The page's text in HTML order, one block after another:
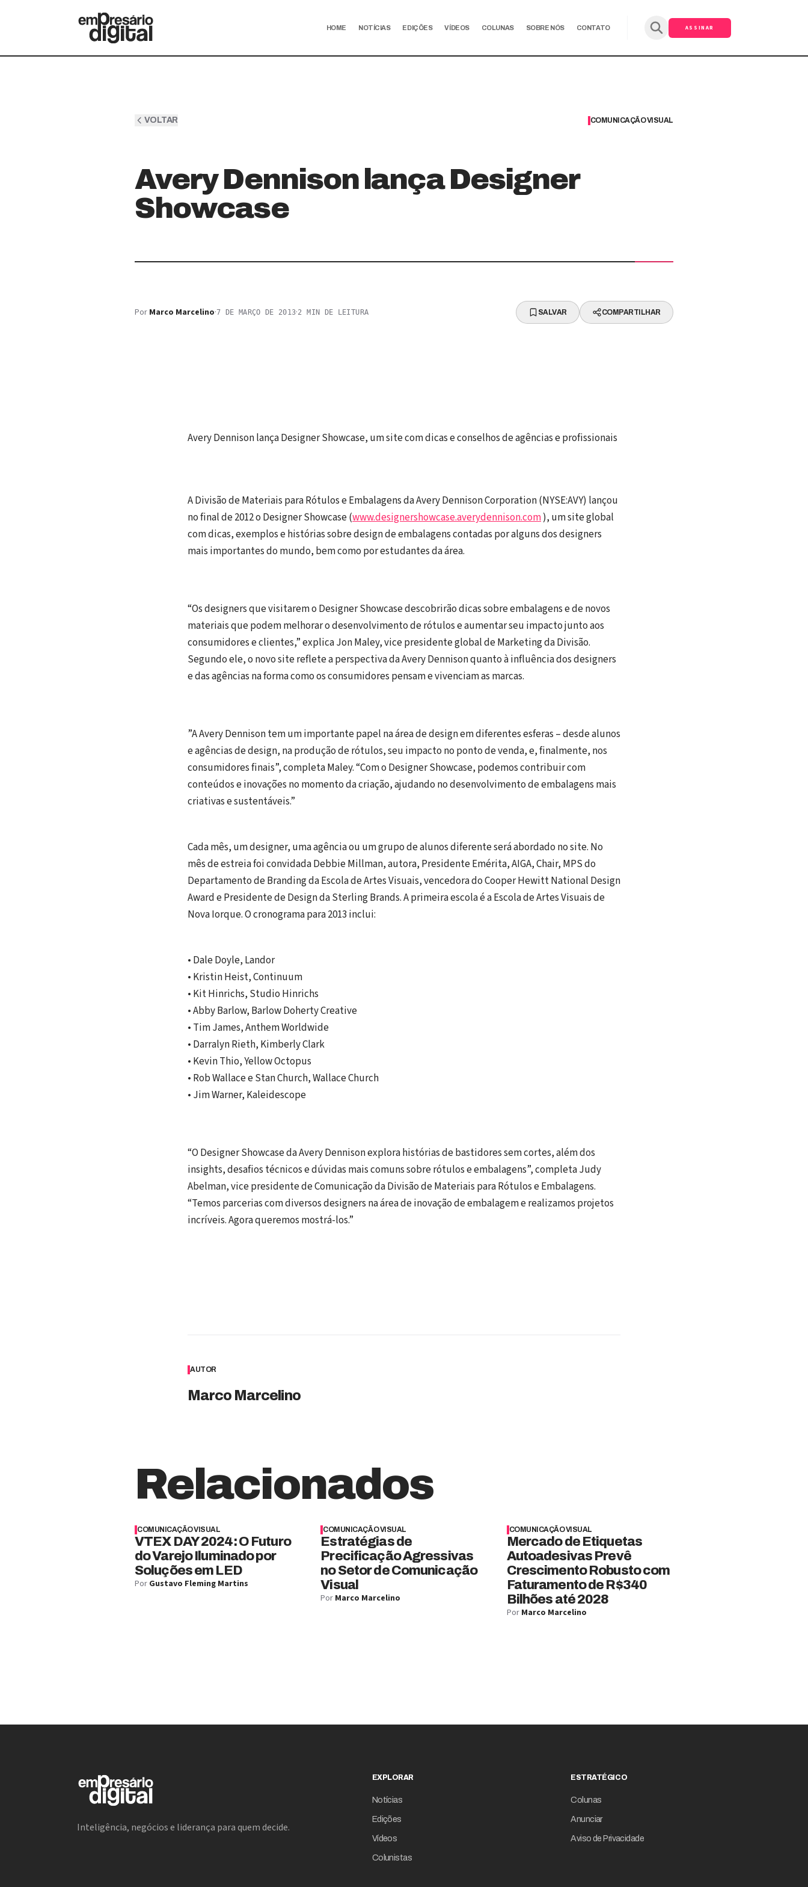
HOME NOTÍCIAS EDIÇÕES VÍDEOS COLUNAS SOBRE NÓS CONTATO ASSINAR
VOLTAR COMUNICAÇÃO VISUAL
Avery Dennison lança Designer
Showcase
Por Marco Marcelino·7 DE MARÇO DE 2013·2 MIN DE LEITURA SALVAR COMPARTILHAR
Avery Dennison lança Designer Showcase, um site com dicas e conselhos de agências e profissionais
A Divisão de Materiais para Rótulos e Embalagens da Avery Dennison Corporation (NYSE:AVY) lançou
no final de 2012 o Designer Showcase (www.designershowcase.averydennison.com), um site global
com dicas, exemplos e histórias sobre design de embalagens contadas por alguns dos designers
mais importantes do mundo, bem como por estudantes da área.
“Os designers que visitarem o Designer Showcase descobrirão dicas sobre embalagens e de novos
materiais que podem melhorar o desenvolvimento de rótulos e aumentar seu impacto junto aos
consumidores e clientes,” explica Jon Maley, vice presidente global de Marketing da Divisão.
Segundo ele, o novo site reflete a perspectiva da Avery Dennison quanto à influência dos designers
e das agências na forma como os consumidores pensam e vivenciam as marcas.
”A Avery Dennison tem um importante papel na área de design em diferentes esferas – desde alunos
e agências de design, na produção de rótulos, seu impacto no ponto de venda, e, finalmente, nos
consumidores finais”, completa Maley. “Com o Designer Showcase, podemos contribuir com
conteúdos e inovações no momento da criação, ajudando no desenvolvimento de embalagens mais
criativas e sustentáveis.”
Cada mês, um designer, uma agência ou um grupo de alunos diferente será abordado no site. No
mês de estreia foi convidada Debbie Millman, autora, Presidente Emérita, AIGA, Chair, MPS do
Departamento de Branding da Escola de Artes Visuais, vencedora do Cooper Hewitt National Design
Award e Presidente de Design da Sterling Brands. A primeira escola é a Escola de Artes Visuais de
Nova Iorque. O cronograma para 2013 inclui:
• Dale Doyle, Landor
• Kristin Heist, Continuum
• Kit Hinrichs, Studio Hinrichs
• Abby Barlow, Barlow Doherty Creative
• Tim James, Anthem Worldwide
• Darralyn Rieth, Kimberly Clark
• Kevin Thio, Yellow Octopus
• Rob Wallace e Stan Church, Wallace Church
• Jim Warner, Kaleidescope
“O Designer Showcase da Avery Dennison explora histórias de bastidores sem cortes, além dos
insights, desafios técnicos e dúvidas mais comuns sobre rótulos e embalagens”, completa Judy
Abelman, vice presidente de Comunicação da Divisão de Materiais para Rótulos e Embalagens.
“Temos parcerias com diversos designers na área de inovação de embalagem e realizamos projetos
incríveis. Agora queremos mostrá-los.”
AUTOR
Marco Marcelino
Relacionados
COMUNICAÇÃO VISUAL
VTEX DAY 2024: O Futuro
do Varejo Iluminado por
Soluções em LED
Por Gustavo Fleming Martins
COMUNICAÇÃO VISUAL
Estratégias de
Precificação Agressivas
no Setor de Comunicação
Visual
Por Marco Marcelino
COMUNICAÇÃO VISUAL
Mercado de Etiquetas
Autoadesivas Prevê
Crescimento Robusto com
Faturamento de R$340
Bilhões até 2028
Por Marco Marcelino
Inteligência, negócios e liderança para quem decide.
EXPLORAR
Notícias
Edições
Vídeos
Colunistas
ESTRATÉGICO
Colunas
Anunciar
Aviso de Privacidade